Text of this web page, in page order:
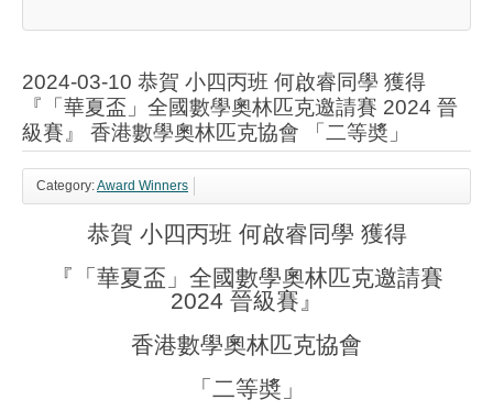
2024-03-10 恭賀 小四丙班 何啟睿同學 獲得
『「華夏盃」全國數學奧林匹克邀請賽 2024 晉
級賽』 香港數學奧林匹克協會 「二等奬」
Category:Award Winners
恭賀 小四丙班 何啟睿同學 獲得
『「華夏盃」全國數學奧林匹克邀請賽
2024 晉級賽』
香港數學奧林匹克協會
「二等奬」